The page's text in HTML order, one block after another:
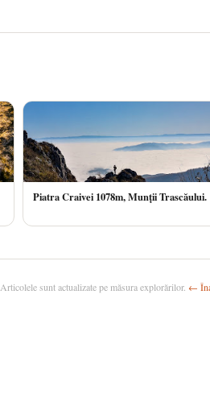
Piatra Craivei 1078m, Munții Trascăului.
Articolele sunt actualizate pe măsura explorărilor. ←